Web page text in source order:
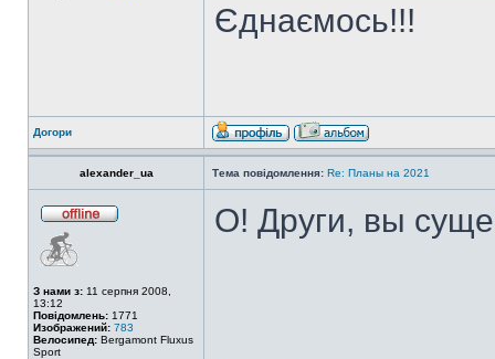
Єднаємось!!!
Догори
alexander_ua Тема повідомлення: Re: Планы на 2021
З нами з: 11 серпня 2008,
13:12
Повідомлень: 1771
Изображений: 783
Велосипед: Bergamont Fluxus
Sport
О! Други, вы